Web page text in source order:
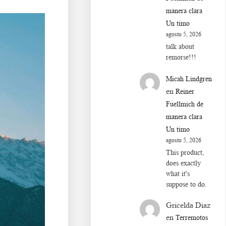
manera clara
Un timo
agosto 5, 2026
talk about
remorse!!!
Micah Lindgren
enReiner
Fuellmich de
manera clara
Un timo
agosto 5, 2026
This product,
does exactly
what it's
suppose to do.
Gricelda Diaz
enTerremotos